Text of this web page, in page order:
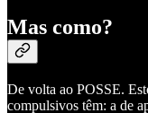
Mas como?
De volta ao POSSE.
compulsivos têm: a de